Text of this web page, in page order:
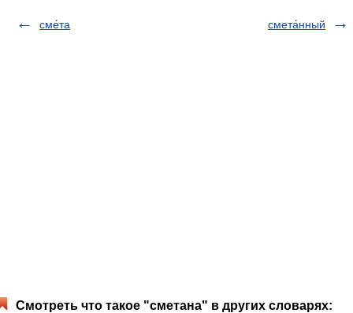
сме́та смета́нный
Смотреть что такое "сметана" в других словарях: